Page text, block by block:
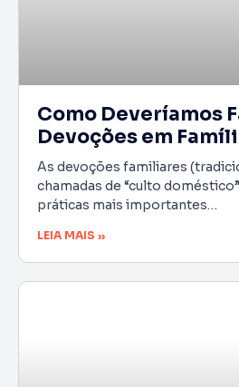
Como Deveríamos
Devoções em
As devoções familiares
chamadas de “culto
práticas mais importantes…
LEIA MAIS »